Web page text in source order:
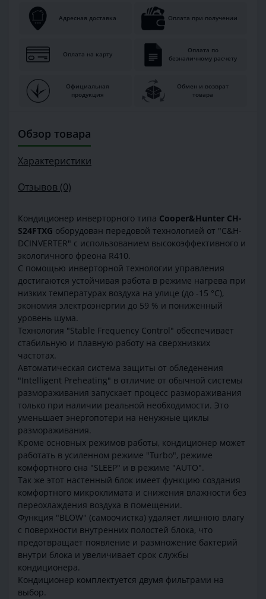
Адресная доставка Оплата при получении
Оплата на карту
Оплата по
безналичному расчету
Официальная
продукция
Обмен и возврат
товара
Обзор товара
Характеристики
Отзывов (0)
Кондиционер инверторного типа Cooper&Hunter CH-
S24FTXG оборудован передовой технологией от "C&H-
DCINVERTER" с использованием высокоэффективного и
экологичного фреона R410.
С помощью инверторной технологии управления
достигаются устойчивая работа в режиме нагрева при
низких температурах воздуха на улице (до -15 °С),
экономия электроэнергии до 59 % и пониженный
уровень шума.
Технология "Stable Frequency Control" обеспечивает
стабильную и плавную работу на сверхнизких
частотах.
Автоматическая система защиты от обледенения
"Intelligent Preheating" в отличие от обычной системы
размораживания запускает процесс размораживания
только при наличии реальной необходимости. Это
уменьшает энергопотери на ненужные циклы
размораживания.
Кроме основных режимов работы, кондиционер может
работать в усиленном режиме "Turbo", режиме
комфортного сна "SLEEP" и в режиме "AUTO".
Так же этот настенный блок имеет функцию создания
комфортного микроклимата и снижения влажности без
переохлаждения воздуха в помещении.
Функция "BLOW" (самоочистка) удаляет лишнюю влагу
с поверхности внутренних полостей блока, что
предотвращает появление и размножение бактерий
внутри блока и увеличивает срок службы
кондиционера.
Кондиционер комплектуется двумя фильтрами на
выбор.